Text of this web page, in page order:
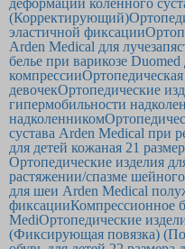
деформации коленного
(Корректирующий)
эластичной фиксации
Arden Medical для
белье при варикозе
компрессии
девочекОртопедические
гипермобильности
надколенником
сустава Arden Medical при
для детей кожаная 21
Ортопедические изделия
растяжении/спазме шейного
для шеи Arden Medical
фиксацииКомпрессионное
MediОртопедические
(Фиксирующая повязка)